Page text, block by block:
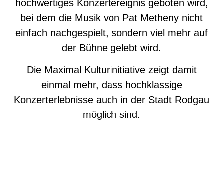
hochwertiges Konzertereignis geboten wird,
bei dem die Musik von Pat Metheny nicht
einfach nachgespielt, sondern viel mehr auf
der Bühne gelebt wird.
Die Maximal Kulturinitiative zeigt damit
einmal mehr, dass hochklassige
Konzerterlebnisse auch in der Stadt Rodgau
möglich sind.